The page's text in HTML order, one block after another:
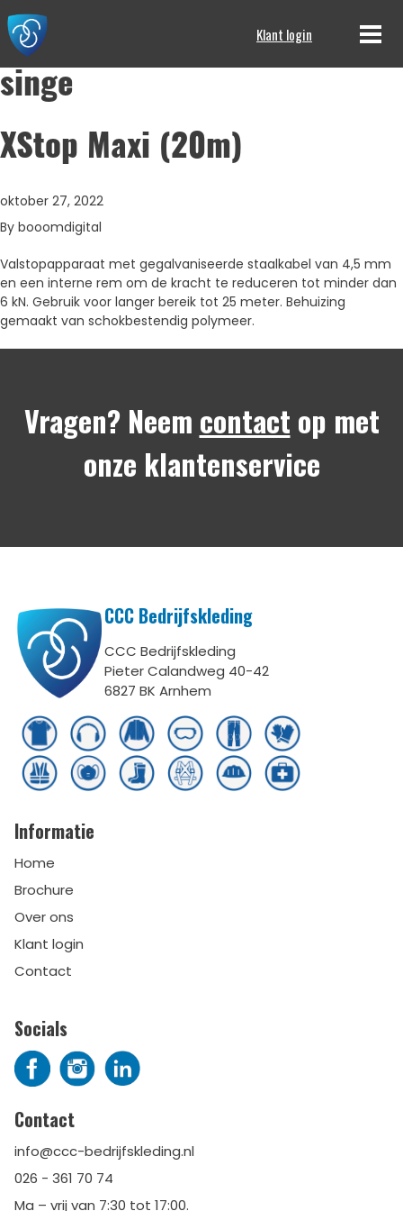
Klant login
singe
XStop Maxi (20m)
oktober 27, 2022
By booomdigital
Valstopapparaat met gegalvaniseerde staalkabel van 4,5 mm
en een interne rem om de kracht te reduceren tot minder dan
6 kN. Gebruik voor langer bereik tot 25 meter. Behuizing
gemaakt van schokbestendig polymeer.
Vragen? Neem contact op met
onze klantenservice
CCC Bedrijfskleding
CCC Bedrijfskleding
Pieter Calandweg 40-42
6827 BK Arnhem
Informatie
Home
Brochure
Over ons
Klant login
Contact
Socials
Contact
info@ccc-bedrijfskleding.nl
026 - 361 70 74
Ma – vrij van 7:30 tot 17:00.